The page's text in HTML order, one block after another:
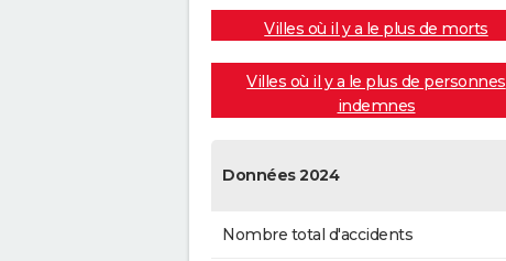
Villes où il y a le plus de morts
Villes où il y a le plus de personnes
indemnes
Données 2024
Nombre total d'accidents